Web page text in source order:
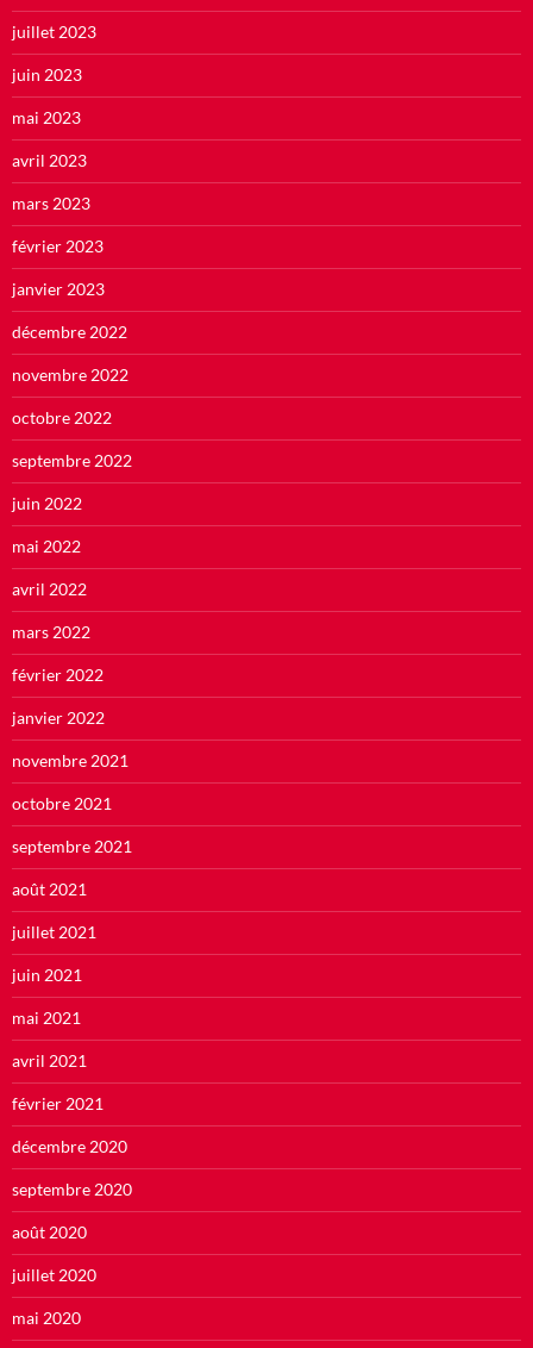
juillet 2023
juin 2023
mai 2023
avril 2023
mars 2023
février 2023
janvier 2023
décembre 2022
novembre 2022
octobre 2022
septembre 2022
juin 2022
mai 2022
avril 2022
mars 2022
février 2022
janvier 2022
novembre 2021
octobre 2021
septembre 2021
août 2021
juillet 2021
juin 2021
mai 2021
avril 2021
février 2021
décembre 2020
septembre 2020
août 2020
juillet 2020
mai 2020